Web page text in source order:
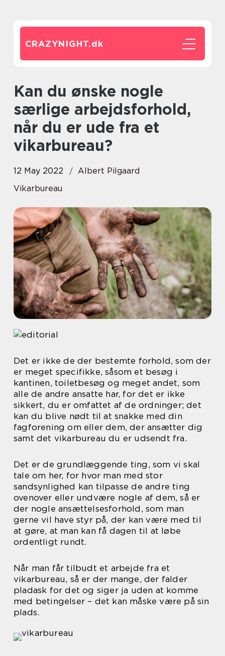
CRAZYNIGHT.dk
Kan du ønske nogle
særlige arbejdsforhold,
når du er ude fra et
vikarbureau?
12 May 2022
Albert Pilgaard
Vikarbureau
Det er ikke de der bestemte forhold, som der
er meget specifikke, såsom et besøg i
kantinen, toiletbesøg og meget andet, som
alle de andre ansatte har, for det er ikke
sikkert, du er omfattet af de ordninger; det
kan du blive nødt til at snakke med din
fagforening om eller dem, der ansætter dig
samt det vikarbureau du er udsendt fra.
Det er de grundlæggende ting, som vi skal
tale om her, for hvor man med stor
sandsynlighed kan tilpasse de andre ting
ovenover eller undvære nogle af dem, så er
der nogle ansættelsesforhold, som man
gerne vil have styr på, der kan være med til
at gøre, at man kan få dagen til at løbe
ordentligt rundt.
Når man får tilbudt et arbejde fra et
vikarbureau, så er der mange, der falder
pladask for det og siger ja uden at komme
med betingelser – det kan måske være på sin
plads.